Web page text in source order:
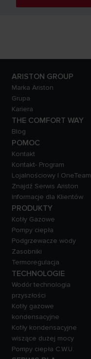
ARISTON GROUP
Marka Ariston
Grupa
Kariera
THE COMFORT WAY
Blog
POMOC
Kontakt
Kontakt- Program
Lojalnościowy | OneTeam
Znajdź Serwis Ariston
Informacje dla Klientów
PRODUKTY
Kotły Gazowe
Pompy ciepła
Podgrzewacze wody
Zasobniki
Termoregulacja
TECHNOLOGIE
Wodór technologia
przyszłości
Kotły gazowe
kondensacyjne
Kotły kondensacyjne
wiszące dużej mocy
Pompy ciepła C.W.U.